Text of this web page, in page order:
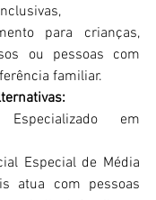
inclusivas,
para crianças,
ou pessoas com
familiar.
em
Especial de Média
atua com pessoas